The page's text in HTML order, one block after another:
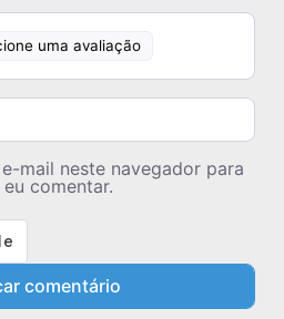
uma avaliação
mail neste navegador para
comentar.